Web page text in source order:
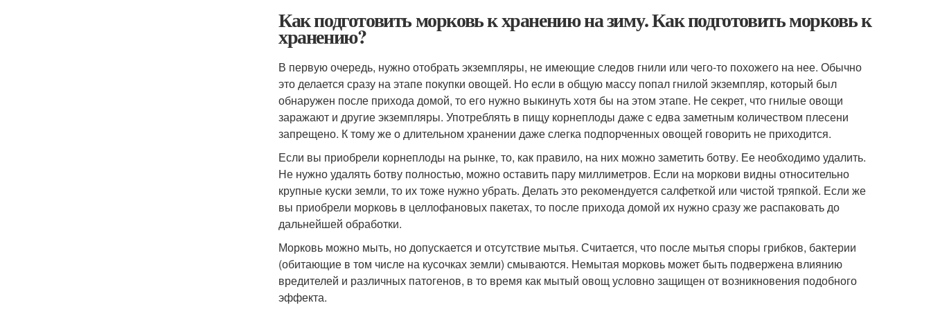
Как подготовить морковь к хранению на зиму. Как подготовить морковь к
хранению?
В первую очередь, нужно отобрать экземпляры, не имеющие следов гнили или чего-то похожего на нее. Обычно
это делается сразу на этапе покупки овощей. Но если в общую массу попал гнилой экземпляр, который был
обнаружен после прихода домой, то его нужно выкинуть хотя бы на этом этапе. Не секрет, что гнилые овощи
заражают и другие экземпляры. Употреблять в пищу корнеплоды даже с едва заметным количеством плесени
запрещено. К тому же о длительном хранении даже слегка подпорченных овощей говорить не приходится.
Если вы приобрели корнеплоды на рынке, то, как правило, на них можно заметить ботву. Ее необходимо удалить.
Не нужно удалять ботву полностью, можно оставить пару миллиметров. Если на моркови видны относительно
крупные куски земли, то их тоже нужно убрать. Делать это рекомендуется салфеткой или чистой тряпкой. Если же
вы приобрели морковь в целлофановых пакетах, то после прихода домой их нужно сразу же распаковать до
дальнейшей обработки.
Морковь можно мыть, но допускается и отсутствие мытья. Считается, что после мытья споры грибков, бактерии
(обитающие в том числе на кусочках земли) смываются. Немытая морковь может быть подвержена влиянию
вредителей и различных патогенов, в то время как мытый овощ условно защищен от возникновения подобного
эффекта.